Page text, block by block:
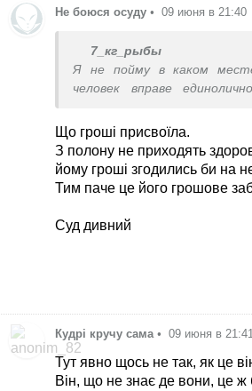
Не боюся осуду • 09 июня в 21:40
7_кг_рыбы
Я не пойму в каком
человек вправе
Що гроші присвоїла.
З полону не приходять
йому гроші згодились би на
Тим паче це його грошове
Суд дивний
Кудрі кручу сама • 09 июня в
Тут явно щось не так, як це
Він, що не знає де вони, це ж